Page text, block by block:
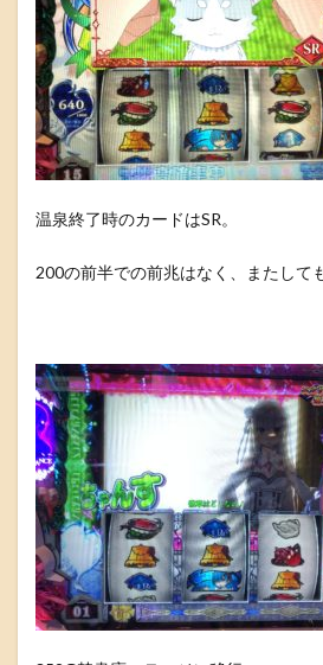
温泉終了時のカードはSR。
200の前半での前兆はなく、またして